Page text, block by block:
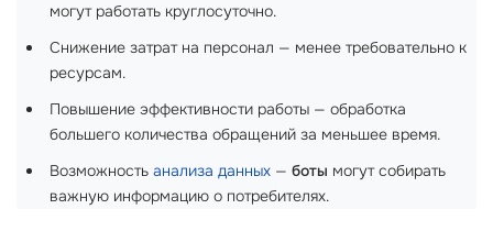
могут работать круглосуточно.
Снижение затрат на персонал — менее требовательно к
ресурсам.
Повышение эффективности работы — обработка
большего количества обращений за меньшее время.
Возможность анализа данных — боты могут собирать
важную информацию о потребителях.